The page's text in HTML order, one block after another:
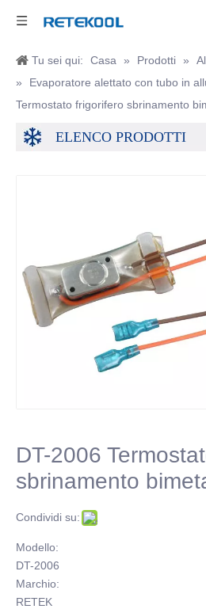
Tu sei qui: Casa » Prodotti »
»
Evaporatore alettato con tubo in
Termostato frigorifero sbrinamento
ELENCO PRODOTTI
DT-2006
sbrinamento
Condividi su:
Modello:
DT-2006
Marchio:
RETEK